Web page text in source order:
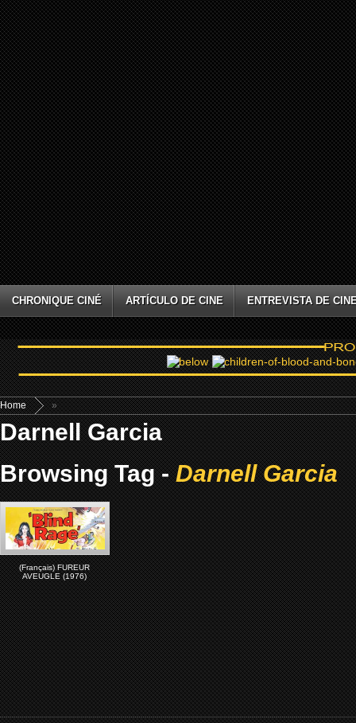
CHRONIQUE CINÉ ARTÍCULO DE CINE ENTREVISTA DE
Home »
Darnell Garcia
Browsing Tag -Darnell Garcia
(Français) FUREUR
AVEUGLE (1976)